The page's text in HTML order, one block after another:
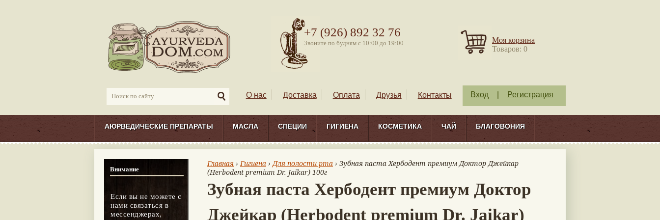
+7 (926) 892 32 76
Звоните по будням с 10:00 до 19:00
Моя корзина
Товаров: 0
О нас Доставка Оплата Друзья Контакты Вход Регистрация
АЮРВЕДИЧЕСКИЕ ПРЕПАРАТЫ МАСЛА СПЕЦИИ ГИГИЕНА КОСМЕТИКА ЧАЙ БЛАГОВОНИЯ
Главная ›Гигиена ›Для полости рта › Зубная паста Хербодент премиум Доктор Джейкар
(Herbodent premium Dr. Jaikar) 100г
Зубная паста Хербодент премиум Доктор
Джейкар (Herbodent premium Dr. Jaikar)
Внимание
Если вы не можете с
нами связаться в
мессенджерах,